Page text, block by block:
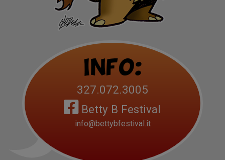
Info:
327.072.3005
Betty B Festival
info@bettybfestival.it